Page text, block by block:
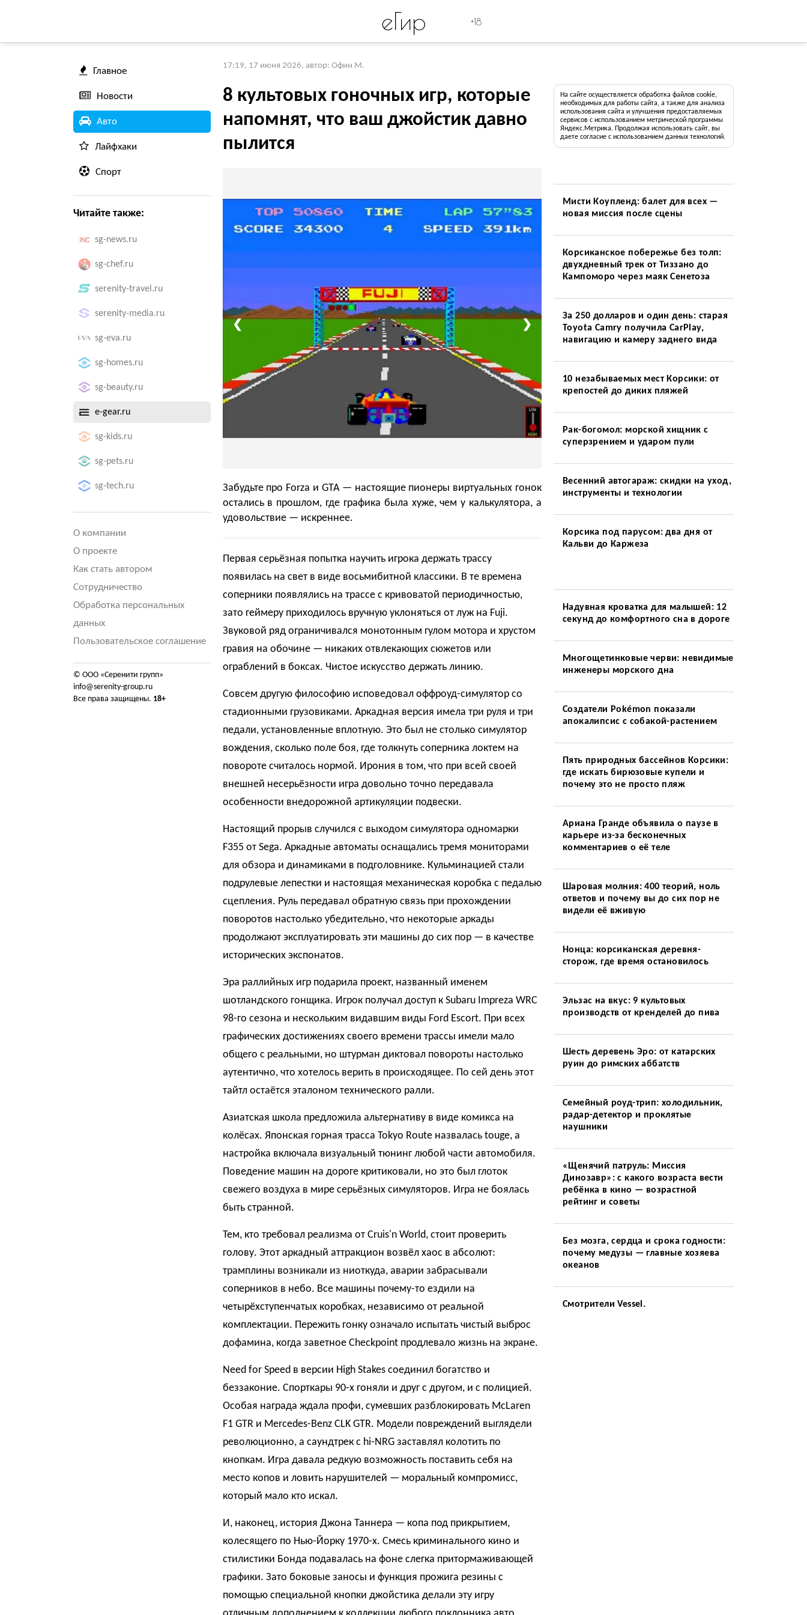
eГир +18
Главное
Новости
Авто
Лайфхаки
Спорт
Читайте также:
sg-news.ru
sg-chef.ru
serenity-travel.ru
serenity-media.ru
sg-eva.ru
sg-homes.ru
sg-beauty.ru
e-gear.ru
sg-kids.ru
sg-pets.ru
sg-tech.ru
О компании
О проекте
Как стать автором
Сотрудничество
Обработка персональных
данных
Пользовательское соглашение
© ООО «Серенити групп»
info@serenity-group.ru
Все права защищены. 18+
17:19, 17 июня 2026, автор: Офин М.
8 культовых гоночных игр, которые
напомнят, что ваш джойстик давно
пылится
❮ ❯
Забудьте про Forza и GTA — настоящие пионеры виртуальных гонок
остались в прошлом, где графика была хуже, чем у калькулятора, а
удовольствие — искреннее.
Первая серьёзная попытка научить игрока держать трассу
появилась на свет в виде восьмибитной классики. В те времена
соперники появлялись на трассе с кривоватой периодичностью,
зато геймеру приходилось вручную уклоняться от луж на Fuji.
Звуковой ряд ограничивался монотонным гулом мотора и хрустом
гравия на обочине — никаких отвлекающих сюжетов или
ограблений в боксах. Чистое искусство держать линию.
Совсем другую философию исповедовал оффроуд-симулятор со
стадионными грузовиками. Аркадная версия имела три руля и три
педали, установленные вплотную. Это был не столько симулятор
вождения, сколько поле боя, где толкнуть соперника локтем на
повороте считалось нормой. Ирония в том, что при всей своей
внешней несерьёзности игра довольно точно передавала
особенности внедорожной артикуляции подвески.
Настоящий прорыв случился с выходом симулятора одномарки
F355 от Sega. Аркадные автоматы оснащались тремя мониторами
для обзора и динамиками в подголовнике. Кульминацией стали
подрулевые лепестки и настоящая механическая коробка с педалью
сцепления. Руль передавал обратную связь при прохождении
поворотов настолько убедительно, что некоторые аркады
продолжают эксплуатировать эти машины до сих пор — в качестве
исторических экспонатов.
Эра раллийных игр подарила проект, названный именем
шотландского гонщика. Игрок получал доступ к Subaru Impreza WRC
98-го сезона и нескольким видавшим виды Ford Escort. При всех
графических достижениях своего времени трассы имели мало
общего с реальными, но штурман диктовал повороты настолько
аутентично, что хотелось верить в происходящее. По сей день этот
тайтл остаётся эталоном технического ралли.
Азиатская школа предложила альтернативу в виде комикса на
колёсах. Японская горная трасса Tokyo Route назвалась touge, а
настройка включала визуальный тюнинг любой части автомобиля.
Поведение машин на дороге критиковали, но это был глоток
свежего воздуха в мире серьёзных симуляторов. Игра не боялась
быть странной.
Тем, кто требовал реализма от Cruis'n World, стоит проверить
голову. Этот аркадный аттракцион возвёл хаос в абсолют:
трамплины возникали из ниоткуда, аварии забрасывали
соперников в небо. Все машины почему-то ездили на
четырёхступенчатых коробках, независимо от реальной
комплектации. Пережить гонку означало испытать чистый выброс
дофамина, когда заветное Checkpoint продлевало жизнь на экране.
Need for Speed в версии High Stakes соединил богатство и
беззаконие. Спорткары 90-х гоняли и друг с другом, и с полицией.
Особая награда ждала профи, сумевших разблокировать McLaren
F1 GTR и Mercedes-Benz CLK GTR. Модели повреждений выглядели
революционно, а саундтрек с hi-NRG заставлял колотить по
кнопкам. Игра давала редкую возможность поставить себя на
место копов и ловить нарушителей — моральный компромисс,
который мало кто искал.
И, наконец, история Джона Таннера — копа под прикрытием,
колесящего по Нью-Йорку 1970-х. Смесь криминального кино и
стилистики Бонда подавалась на фоне слегка притормаживающей
графики. Зато боковые заносы и функция прожига резины с
помощью специальной кнопки джойстика делали эту игру
На сайте осуществляется обработка файлов cookie,
необходимых для работы сайта, а также для анализа
использования сайта и улучшения предоставляемых
сервисов с использованием метрической программы
Яндекс.Метрика. Продолжая использовать сайт, вы
даете согласие с использованием данных технологий.
Мисти Коупленд: балет для всех —
новая миссия после сцены
Корсиканское побережье без толп:
двухдневный трек от Тиззано до
Кампоморо через маяк Сенетоза
За 250 долларов и один день: старая
Toyota Camry получила CarPlay,
навигацию и камеру заднего вида
10 незабываемых мест Корсики: от
крепостей до диких пляжей
Рак-богомол: морской хищник с
суперзрением и ударом пули
Весенний автогараж: скидки на уход,
инструменты и технологии
Корсика под парусом: два дня от
Кальви до Каржеза
Надувная кроватка для малышей: 12
секунд до комфортного сна в дороге
Многощетинковые черви: невидимые
инженеры морского дна
Создатели Pokémon показали
апокалипсис с собакой-растением
Пять природных бассейнов Корсики:
где искать бирюзовые купели и
почему это не просто пляж
Ариана Гранде объявила о паузе в
карьере из-за бесконечных
комментариев о её теле
Шаровая молния: 400 теорий, ноль
ответов и почему вы до сих пор не
видели её вживую
Нонца: корсиканская деревня-
сторож, где время остановилось
Эльзас на вкус: 9 культовых
производств от кренделей до пива
Шесть деревень Эро: от катарских
руин до римских аббатств
Семейный роуд-трип: холодильник,
радар-детектор и проклятые
наушники
«Щенячий патруль: Миссия
Динозавр»: с какого возраста вести
ребёнка в кино — возрастной
рейтинг и советы
Без мозга, сердца и срока годности:
почему медузы — главные хозяева
океанов
Смотрители Vessel.